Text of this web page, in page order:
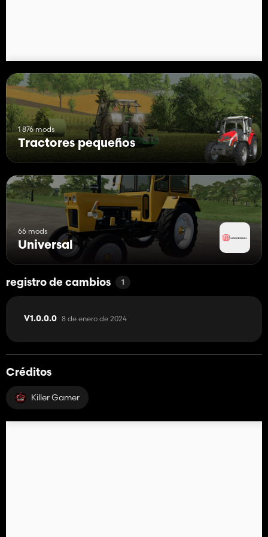
1 876 mods
Tractores pequeños
66 mods
Universal
registro de cambios 1
V1.0.0.0 8 de enero de 2024
Créditos
Killer Gamer